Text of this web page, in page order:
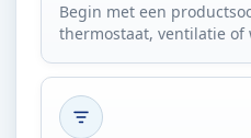
Begin met een
thermostaat, ventilatie of